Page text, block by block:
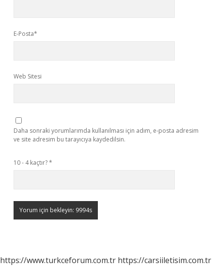
E-Posta*
Web Sitesi
Daha sonraki yorumlarımda kullanılması için adım, e-posta adresim
ve site adresim bu tarayıcıya kaydedilsin.
10 - 4 kaçtır?*
https://www.turkceforum.com.tr https://carsiiletisim.com.tr